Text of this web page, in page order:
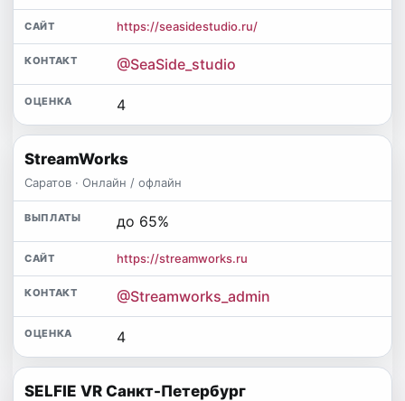
https://seasidestudio.ru/
@SeaSide_studio
4
StreamWorks
Саратов · Онлайн / офлайн
до 65%
https://streamworks.ru
@Streamworks_admin
4
SELFIE VR Санкт-Петербург